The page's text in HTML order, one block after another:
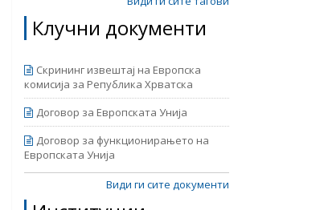
Клучни документи
Скрининг извештај на Европска
комисија за Република Хрватска
Договор за Европската Унија
Договор за функционирањето на
Европската Унија
Види ги сите документи